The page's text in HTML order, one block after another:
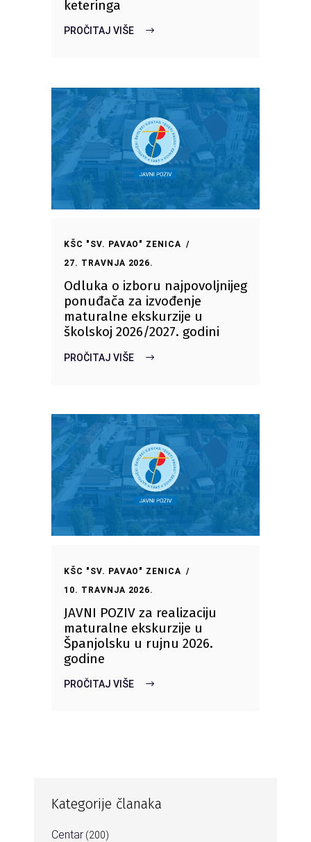
keteringa
PROČITAJ VIŠE
KŠC "SV. PAVAO" ZENICA
27. TRAVNJA 2026.
Odluka o izboru najpovoljnijeg
ponuđača za izvođenje
maturalne ekskurzije u
školskoj 2026/2027. godini
PROČITAJ VIŠE
KŠC "SV. PAVAO" ZENICA
10. TRAVNJA 2026.
JAVNI POZIV za realizaciju
maturalne ekskurzije u
Španjolsku u rujnu 2026.
godine
PROČITAJ VIŠE
Kategorije članaka
Centar (200)